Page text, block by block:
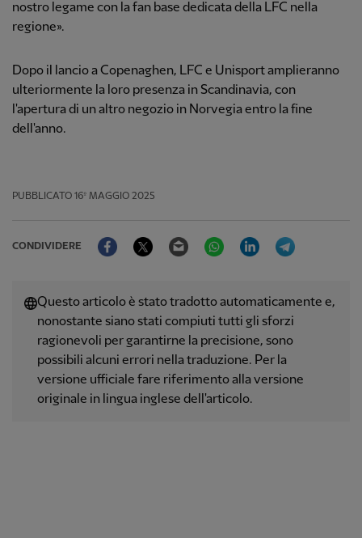
nostro legame con la fan base dedicata della LFC nella
regione».
Dopo il lancio a Copenaghen, LFC e Unisport amplieranno
ulteriormente la loro presenza in Scandinavia, con
l'apertura di un altro negozio in Norvegia entro la fine
dell'anno.
PUBBLICATO 16º MAGGIO 2025
CONDIVIDERE
FacebookTwitter Email WhatsAppLinkedIn
Questo articolo è stato tradotto automaticamente e,
nonostante siano stati compiuti tutti gli sforzi
ragionevoli per garantirne la precisione, sono
possibili alcuni errori nella traduzione. Per la
versione ufficiale fare riferimento alla versione
originale in lingua inglese dell'articolo.